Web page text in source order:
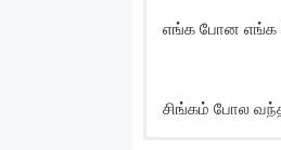
எங்க போன எங்க
சிங்கம் போல